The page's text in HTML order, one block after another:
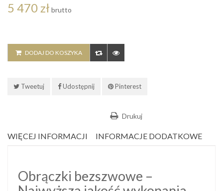
5 470 zł brutto
DODAJ DO KOSZYKA
Tweetuj Udostępnij Pinterest
Drukuj
WIĘCEJ INFORMACJI INFORMACJE DODATKOWE
Obrączki bezszwowe –